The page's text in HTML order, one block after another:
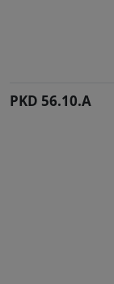
PKD 56.10.A